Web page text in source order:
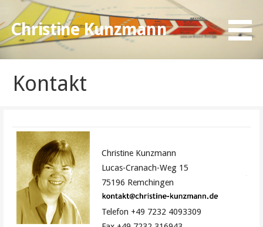
Inhalt
springen
Christine Kunzmann
Kontakt
Christine Kunzmann
Lucas-Cranach-Weg 15
75196 Remchingen
Telefon +49 7232 4093309